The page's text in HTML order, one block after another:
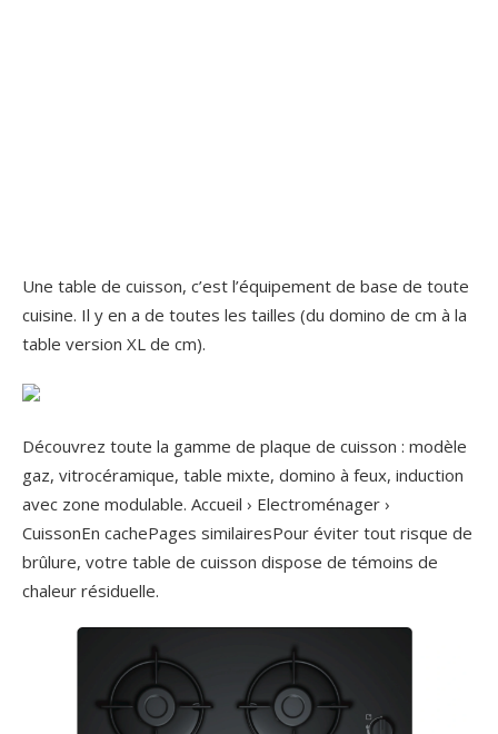
Une table de cuisson, c’est l’équipement de base de toute
cuisine. Il y en a de toutes les tailles (du domino de cm à la
table version XL de cm).
Découvrez toute la gamme de plaque de cuisson : modèle
gaz, vitrocéramique, table mixte, domino à feux, induction
avec zone modulable. Accueil › Electroménager ›
CuissonEn cachePages similairesPour éviter tout risque de
brûlure, votre table de cuisson dispose de témoins de
chaleur résiduelle.